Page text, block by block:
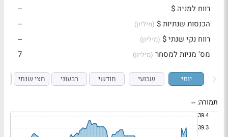
רווח למניה $
--
הכנסות שנתיות $ (מיליון)
--
רווח נקי שנתי $ (מיליון)
--
מס' מניות למסחר (מיליון) 7
יומי שבועי חודשי רבעוני חצי שנתי
תמורה: --